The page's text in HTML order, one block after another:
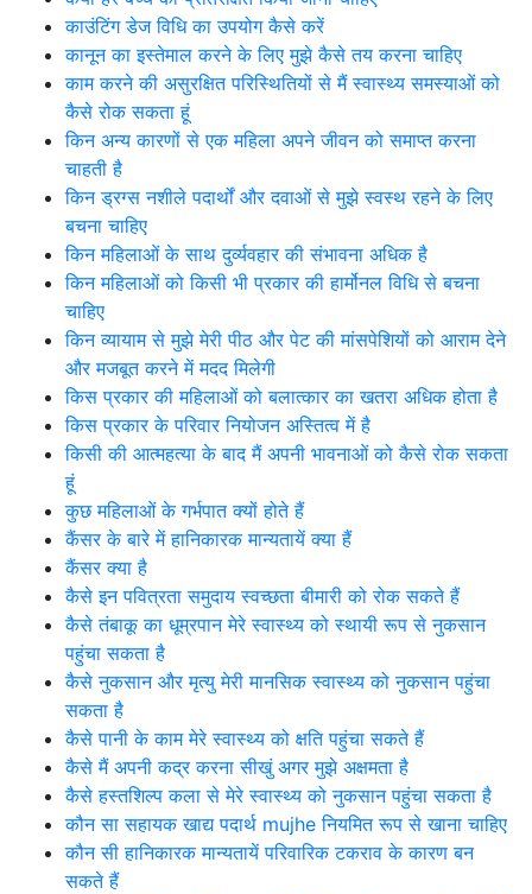
काउंटिंग डेज विधि का उपयोग कैसे करें
कानून का इस्तेमाल करने के लिए मुझे कैसे तय करना चाहिए
काम करने की असुरक्षित परिस्थितियों से मैं स्वास्थ्य समस्याओं को
कैसे रोक सकता हूं
किन अन्य कारणों से एक महिला अपने जीवन को समाप्त करना
चाहती है
किन ड्रग्स नशीले पदार्थों और दवाओं से मुझे स्वस्थ रहने के लिए
बचना चाहिए
किन महिलाओं के साथ दुर्व्यवहार की संभावना अधिक है
किन महिलाओं को किसी भी प्रकार की हार्मोनल विधि से बचना
चाहिए
किन व्यायाम से मुझे मेरी पीठ और पेट की मांसपेशियों को आराम देने
और मजबूत करने में मदद मिलेगी
किस प्रकार की महिलाओं को बलात्कार का खतरा अधिक होता है
किस प्रकार के परिवार नियोजन अस्तित्व में है
किसी की आत्महत्या के बाद मैं अपनी भावनाओं को कैसे रोक सकता
हूं
कुछ महिलाओं के गर्भपात क्यों होते हैं
कैंसर के बारे में हानिकारक मान्यतायें क्या हैं
कैंसर क्या है
कैसे इन पवित्रता समुदाय स्वच्छता बीमारी को रोक सकते हैं
कैसे तंबाकू का धूम्रपान मेरे स्वास्थ्य को स्थायी रूप से नुकसान
पहुंचा सकता है
कैसे नुकसान और मृत्यु मेरी मानसिक स्वास्थ्य को नुकसान पहुंचा
सकता है
कैसे पानी के काम मेरे स्वास्थ्य को क्षति पहुंचा सकते हैं
कैसे मैं अपनी कद्र करना सीखुं अगर मुझे अक्षमता है
कैसे हस्तशिल्प कला से मेरे स्वास्थ्य को नुकसान पहुंचा सकता है
कौन सा सहायक खाद्य पदार्थ mujhe नियमित रूप से खाना चाहिए
कौन सी हानिकारक मान्यतायें परिवारिक टकराव के कारण बन
सकते हैं